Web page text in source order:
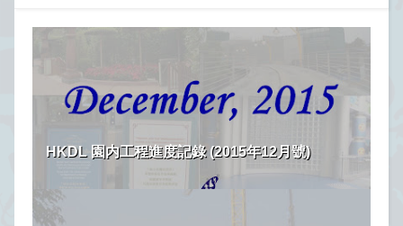
HKDL 園内工程進度記錄 (2015年12月號)